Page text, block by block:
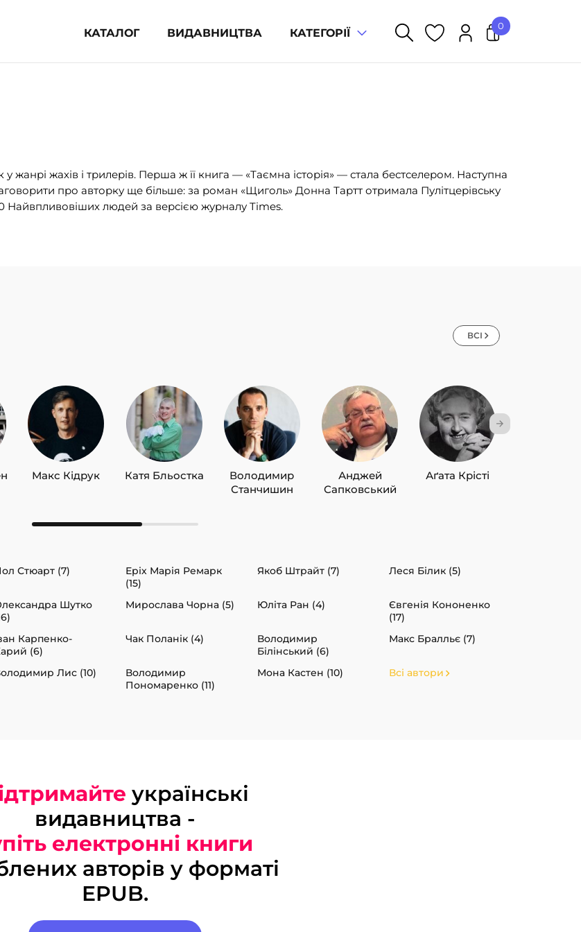
КАТАЛОГ ВИДАВНИЦТВА КАТЕГОРІЇ
(1854)
довідники, словники
0
У кошику немає товарів.
жахів і трилерів. Перша ж її книга — «Таємна історія» — стала бестселером. Наступна
про авторку ще більше: за роман «Щиголь» Донна Тартт отримала Пулітцерівську
Найвпливовіших людей за версією журналу Times.
ВСІ
Макс Кідрук Катя Бльостка
Володимир
Станчишин
Анджей
Сапковський
Аґата Крісті
Стюарт (7)
Еріх Марія Ремарк
(15)
Якоб Штрайт (7) Леся Білик (5)
Шутко
Мирослава Чорна (5) Юліта Ран (4)
Євгенія Кононенко
(17)
Карпенко-
(6)
Чак Поланік (4)
Володимир
Білінський (6)
Макс Бралльє (7)
Лис (10)
Володимир
Пономаренко (11)
Мона Кастен (10) Всі автори
українські
видавництва -
електронні книги
авторів у форматі
EPUB.